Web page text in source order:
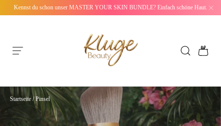
Direkt zum Inhalt
Kennst du schon unser MASTER YOUR SKIN BUNDLE? Einfach schöne Haut.
Kluge Beauty
Suchen
Startseite /Pinsel